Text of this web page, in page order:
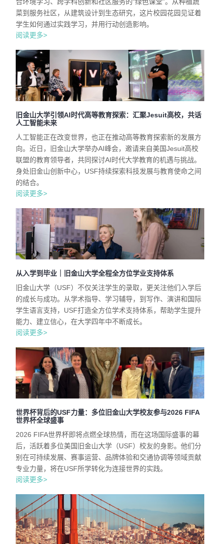
菜到服务社区，从建筑设计到生态研究，这片校园花园见证着
学生如何通过实践学习，并用行动创造影响。
阅读更多>
旧金山大学引领AI时代高等教育探索：汇聚Jesuit高校，共话
人工智能未来
人工智能正在改变世界，也正在推动高等教育探索新的发展方
向。近日，旧金山大学举办AI峰会，邀请来自美国Jesuit高校
联盟的教育领导者，共同探讨AI时代大学教育的机遇与挑战。
身处旧金山创新中心，USF持续探索科技发展与教育使命之间
的结合。
阅读更多>
从入学到毕业｜旧金山大学全程全方位学业支持体系
旧金山大学（USF）不仅关注学生的录取，更关注他们入学后
的成长与成功。从学术指导、学习辅导，到写作、演讲和国际
学生语言支持，USF打造全方位学术支持体系，帮助学生提升
能力、建立信心，在大学四年中不断成长。
阅读更多>
世界杯背后的USF力量：多位旧金山大学校友参与2026 FIFA
世界杯全球盛事
2026 FIFA世界杯即将点燃全球热情，而在这场国际盛事的幕
后，活跃着多位美国旧金山大学（USF）校友的身影。他们分
别在可持续发展、赛事运营、品牌体验和交通协调等领域贡献
专业力量，将在USF所学转化为连接世界的实践。
阅读更多>